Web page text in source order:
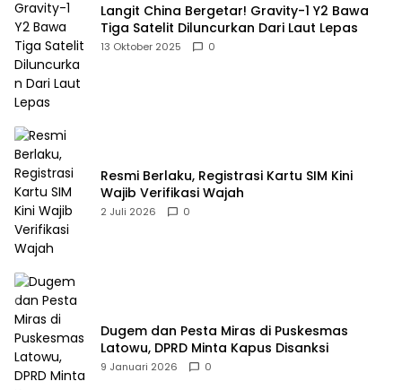
Langit China Bergetar! Gravity-1 Y2 Bawa
Tiga Satelit Diluncurkan Dari Laut Lepas
13 Oktober 2025 0
Resmi Berlaku, Registrasi Kartu SIM Kini
Wajib Verifikasi Wajah
2 Juli 2026 0
Dugem dan Pesta Miras di Puskesmas
Latowu, DPRD Minta Kapus Disanksi
9 Januari 2026 0